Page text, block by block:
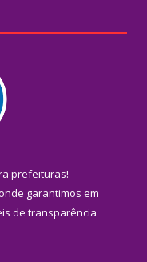
prefeituras!
garantimos em
de transparência